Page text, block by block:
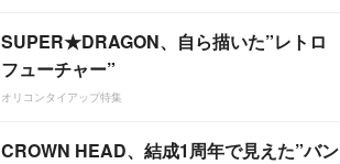
SUPER★DRAGON、自ら描いた”レトロ
フューチャー”
オリコンタイアップ特集
CROWN HEAD、結成1周年で見えた”バン